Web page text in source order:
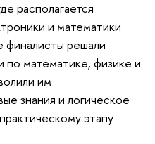
располагается
и математики
решали
по математике, физике и
им
знания и логическое
этапу